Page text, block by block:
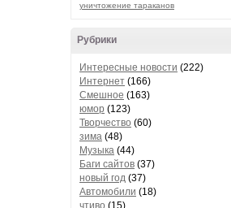
уничтожение тараканов
Рубрики
Интересные новости (222)
Интернет (166)
Смешное (163)
юмор (123)
Творчество (60)
зима (48)
Музыка (44)
Баги сайтов (37)
новый год (37)
Автомобили (18)
чтиво (15)